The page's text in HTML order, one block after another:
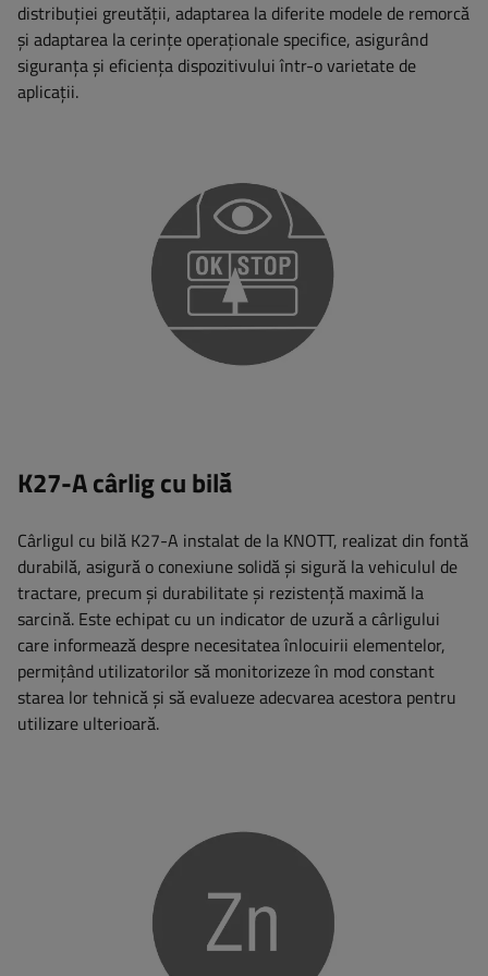
distribuției greutății, adaptarea la diferite modele de remorcă
și adaptarea la cerințe operaționale specifice, asigurând
siguranța și eficiența dispozitivului într-o varietate de
aplicații.
K27-A cârlig cu bilă
Cârligul cu bilă K27-A instalat de la KNOTT, realizat din fontă
durabilă, asigură o conexiune solidă și sigură la vehiculul de
tractare, precum și durabilitate și rezistență maximă la
sarcină. Este echipat cu un indicator de uzură a cârligului
care informează despre necesitatea înlocuirii elementelor,
permițând utilizatorilor să monitorizeze în mod constant
starea lor tehnică și să evalueze adecvarea acestora pentru
utilizare ulterioară.